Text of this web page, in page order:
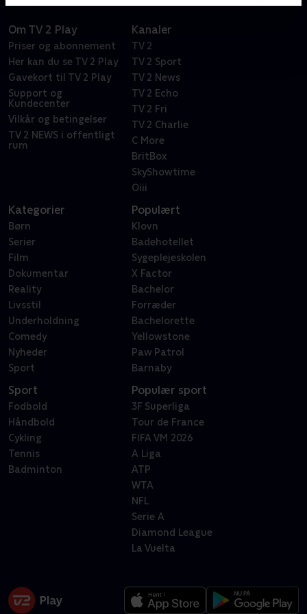
Om TV 2 Play
Priser og abonnement
Her kan du se TV 2 Play
Gavekort til TV 2 Play
Support og
Kundecenter
Vilkår og betingelser
TV 2 NEWS i offentligt
rum
Kanaler
TV 2
TV 2 Sport
TV 2 News
TV 2 Echo
TV 2 Fri
TV 2 Charlie
C More
BritBox
SkyShowtime
Oiii
Kategorier
Børn
Serier
Film
Dokumentar
Reality
Livsstil
Underholdning
Comedy
Nyheder
Sport
Populært
Klovn
Badehotellet
Sygeplejeskolen
X Factor
Bachelor
Forræder
Bachelorette
Yellowstone
Paw Patrol
Barnaby
Sport
Fodbold
Håndbold
Cykling
Tennis
Badminton
Populær sport
3F Superliga
Tour de France
FIFA VM 2026
A Liga
ATP
WTA
NFL
Serie A
Diamond League
La Vuelta